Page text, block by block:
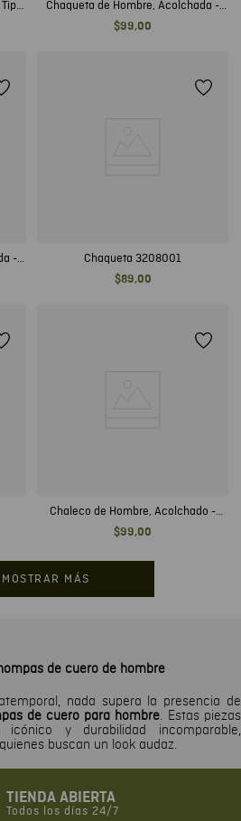
Chaqueta de Hombre, Acolchada -
TOGS
$99,00
-
Chaqueta 3208001
$89,00
Chaleco de Hombre, Acolchado -
Aplique TOGS
$99,00
MOSTRAR MÁS
de cuero de hombre
nada supera la presencia de
de cuero para hombre. Estas piezas
y durabilidad incomparable,
buscan un look audaz.
TIENDA ABIERTA
Todos los días 24/7